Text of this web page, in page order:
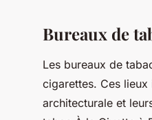
Bureaux de
Les bureaux de
cigarettes. Ces
architecturale et